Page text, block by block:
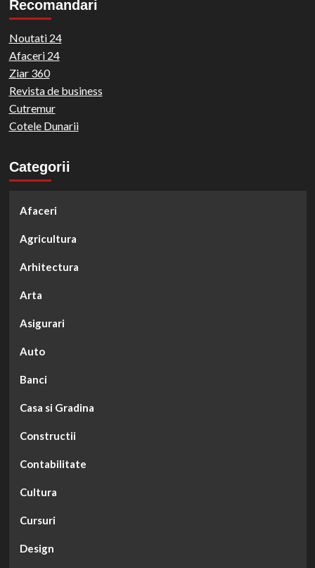
Recomandari
Noutati 24
Afaceri 24
Ziar 360
Revista de business
Cutremur
Cotele Dunarii
Categorii
Afaceri
Agricultura
Arhitectura
Arta
Asigurari
Auto
Banci
Casa si Gradina
Constructii
Contabilitate
Cultura
Cursuri
Design